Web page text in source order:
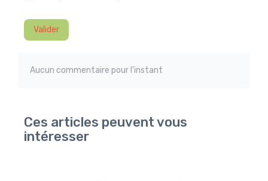
Valider
Aucun commentaire pour l'instant
Ces articles peuvent vous
intéresser